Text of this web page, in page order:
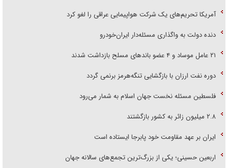
آمریکا تحریم‌های یک شرکت هواپیمایی عراقی را لغو کرد
دنده دولت به واگذاری مسئله‌دار ایران‌خودرو
۲۱ عامل موساد و ۴ عضو باند‌های مسلح بازداشت شدند
دوره نفت ارزان با بازگشایی تنگه‌هرمز برنمی گردد
فلسطین مسئله نخست جهان اسلام به شمار می‌رود
۲.۸ میلیون زائر به کشور بازگشتند
ایران بر عهد مقاومت خود پابرجا ایستاده است
اربعین حسینی؛ یکی از بزرگ‌ترین تجمع‌های سالانه جهان